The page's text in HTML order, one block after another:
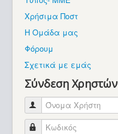
Βρίσκεστε εδώ:
Χρήσιμα Ποστ
Η Ομάδα μας
Φόρουμ
Σχετικά με εμάς
Σύνδεση Χρηστών
Όνομα Χρήστη
Κωδικός